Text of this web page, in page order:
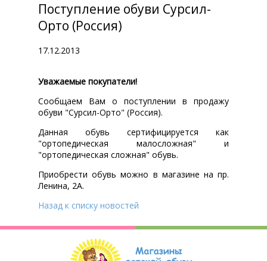
Поступление обуви Сурсил-
Орто (Россия)
17.12.2013
Уважаемые покупатели!
Сообщаем Вам о поступлении в продажу
обуви "Сурсил-Орто" (Россия).
Данная обувь сертифицируется как
"ортопедическая малосложная" и
"ортопедическая сложная" обувь.
Приобрести обувь можно в магазине на пр.
Ленина, 2А.
Назад к списку новостей